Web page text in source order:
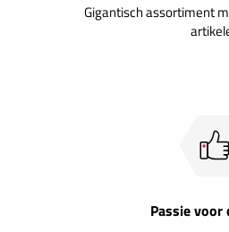
Gigantisch assortiment
Passie